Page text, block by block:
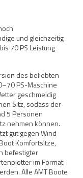
und gleichzeitig
70 PS Leistung
des beliebten
PS-Maschine
geschmeidig
Sitz, sodass der
5 Personen
nehmen können.
gut gegen Wind
Komfortsitze,
befestigter
im Format
Alle AMT Boote